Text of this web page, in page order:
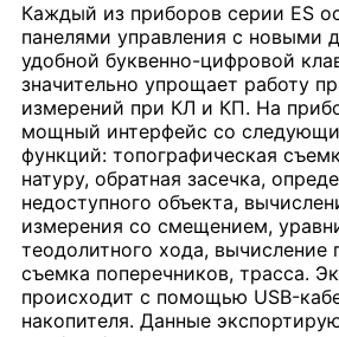
Каждый из приборов серии ES
панелями управления с новыми
удобной буквенно-цифровой
значительно упрощает работу
измерений при КЛ и КП. На
мощный интерфейс со
функций: топографическая
натуру, обратная засечка,
недоступного объекта,
измерения со смещением,
теодолитного хода, вычисление
съемка поперечников, трасса.
происходит с помощью USB-
накопителя. Данные